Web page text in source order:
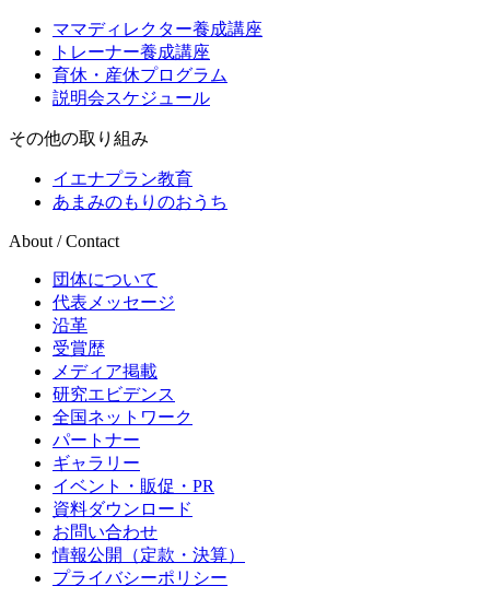
ママディレクター養成講座
トレーナー養成講座
育休・産休プログラム
説明会スケジュール
その他の取り組み
イエナプラン教育
あまみのもりのおうち
About / Contact
団体について
代表メッセージ
沿革
受賞歴
メディア掲載
研究エビデンス
全国ネットワーク
パートナー
ギャラリー
イベント・販促・PR
資料ダウンロード
お問い合わせ
情報公開（定款・決算）
プライバシーポリシー